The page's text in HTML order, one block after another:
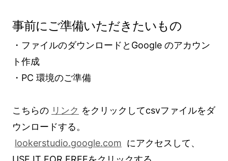
事前にご準備いただきたいもの
・ファイルのダウンロードとGoogle のアカウン
ト作成
・PC 環境のご準備
こちらの リンク をクリックしてcsvファイルをダ
ウンロードする。
lookerstudio.google.com にアクセスして、